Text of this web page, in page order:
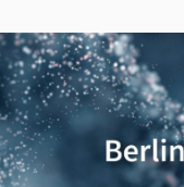
to
content